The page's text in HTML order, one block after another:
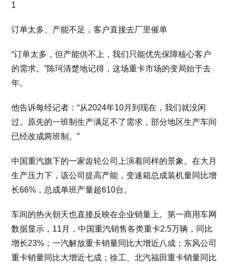
1
订单太多、产能不足，客户直接去厂里催单
“订单太多，但产能供不上，我们只能优先保障核心客户
的需求。”陈珂清楚地记得，这场重卡市场的变局始于去
年。
他告诉每经记者：“从2024年10月到现在，我们就没闲
过。原先的一班制生产满足不了需求，部分地区生产车间
已经改成两班制。”
中国重汽旗下的一家齿轮公司上演着同样的景象。在大月
生产压力下，该公司提高产能，变速箱总成装机量同比增
长66%，总成单班产量超610台。
车间的热火朝天也直接反映在企业销量上。第一商用车网
数据显示，11月，中国重汽销售各类重卡2.5万辆，同比
增长23%；一汽解放重卡销量同比大增近八成；东风公司
重卡销量同比大增近七成；徐工、北汽福田重卡销量同比